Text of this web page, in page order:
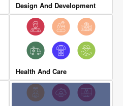
Design And Development
Health And Care